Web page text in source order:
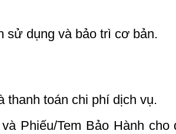
sử dụng và bảo trì cơ bản.
thanh toán chi phí dịch vụ.
Phiếu/Tem Bảo Hành